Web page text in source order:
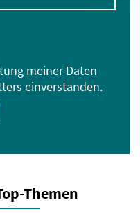
meiner Daten
einverstanden.
Themen